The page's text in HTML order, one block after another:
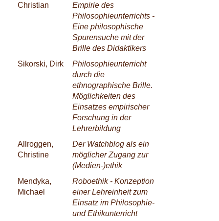
Christian
Empirie des
Philosophieunterrichts -
Eine philosophische
Spurensuche mit der
Brille des Didaktikers
Sikorski, Dirk
Philosophieunterricht
durch die
ethnographische Brille.
Möglichkeiten des
Einsatzes empirischer
Forschung in der
Lehrerbildung
Allroggen,
Christine
Der Watchblog als ein
möglicher Zugang zur
(Medien-)ethik
Mendyka,
Michael
Roboethik - Konzeption
einer Lehreinheit zum
Einsatz im Philosophie-
und Ethikunterricht